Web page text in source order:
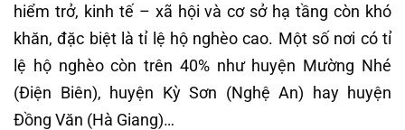
hiểm trở, kinh tế – xã hội và cơ sở hạ tầng còn khó
khăn, đặc biệt là tỉ lệ hộ nghèo cao. Một số nơi có tỉ
lệ hộ nghèo còn trên 40% như huyện Mường Nhé
(Điện Biên), huyện Kỳ Sơn (Nghệ An) hay huyện
Đồng Văn (Hà Giang)…